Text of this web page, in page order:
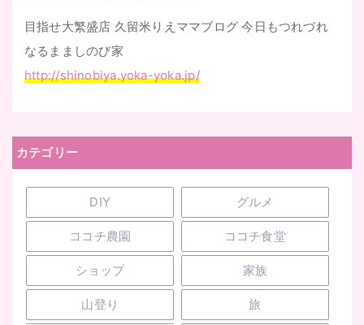
目指せ大繁盛店 久留米りえママブログ 今日もつれづれ
なるまましのび家
http://shinobiya.yoka-yoka.jp/
カテゴリー
DIY グルメ
ココチ農園 ココチ食堂
ショップ 家族
山登り 旅